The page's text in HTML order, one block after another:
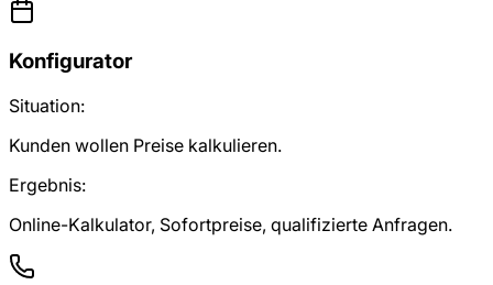
Konfigurator
Situation:
Kunden wollen Preise kalkulieren.
Ergebnis:
Online-Kalkulator, Sofortpreise, qualifizierte Anfragen.